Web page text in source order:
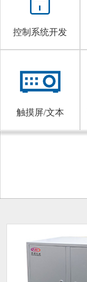
控制系统开发
触摸屏/文本